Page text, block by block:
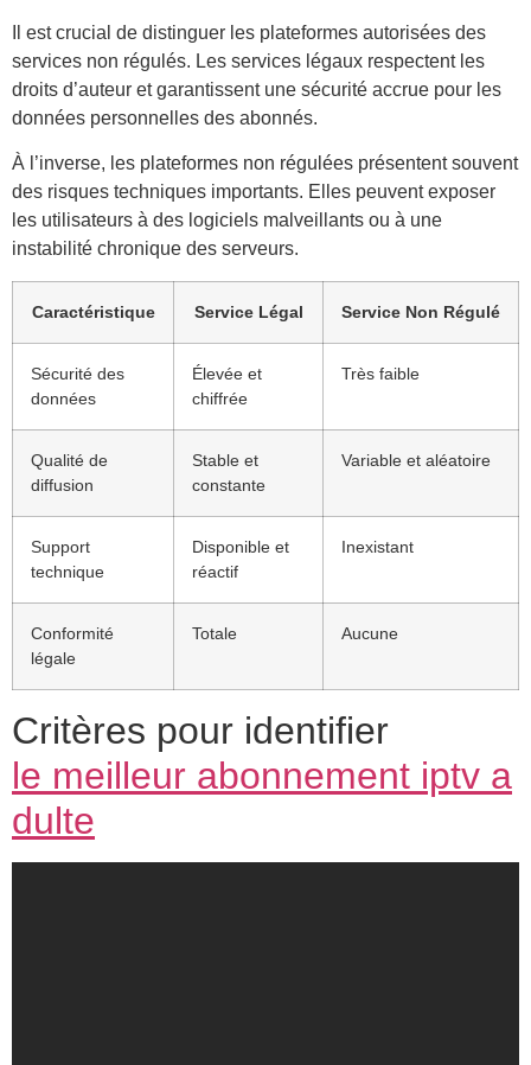
Il est crucial de distinguer les plateformes autorisées des
services non régulés. Les services légaux respectent les
droits d’auteur et garantissent une sécurité accrue pour les
données personnelles des abonnés.
À l’inverse, les plateformes non régulées présentent souvent
des risques techniques importants. Elles peuvent exposer
les utilisateurs à des logiciels malveillants ou à une
instabilité chronique des serveurs.
Caractéristique Service Légal Service Non Régulé
Sécurité des
données
Élevée et
chiffrée
Très faible
Qualité de
diffusion
Stable et
constante
Variable et aléatoire
Support
technique
Disponible et
réactif
Inexistant
Conformité
légale
Totale Aucune
Critères pour identifier
le meilleur abonnement iptv a
dulte